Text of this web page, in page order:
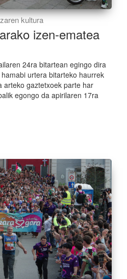
kultura
izen-ematea
24ra bitartean egingo dira
urtera bitarteko haurrek
arteko gaztetxoek parte har
egongo da apirilaren 17ra